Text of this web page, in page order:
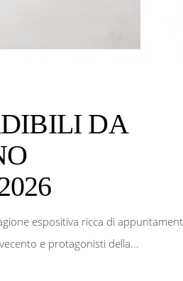
DA
espositiva ricca di
e protagonisti della...